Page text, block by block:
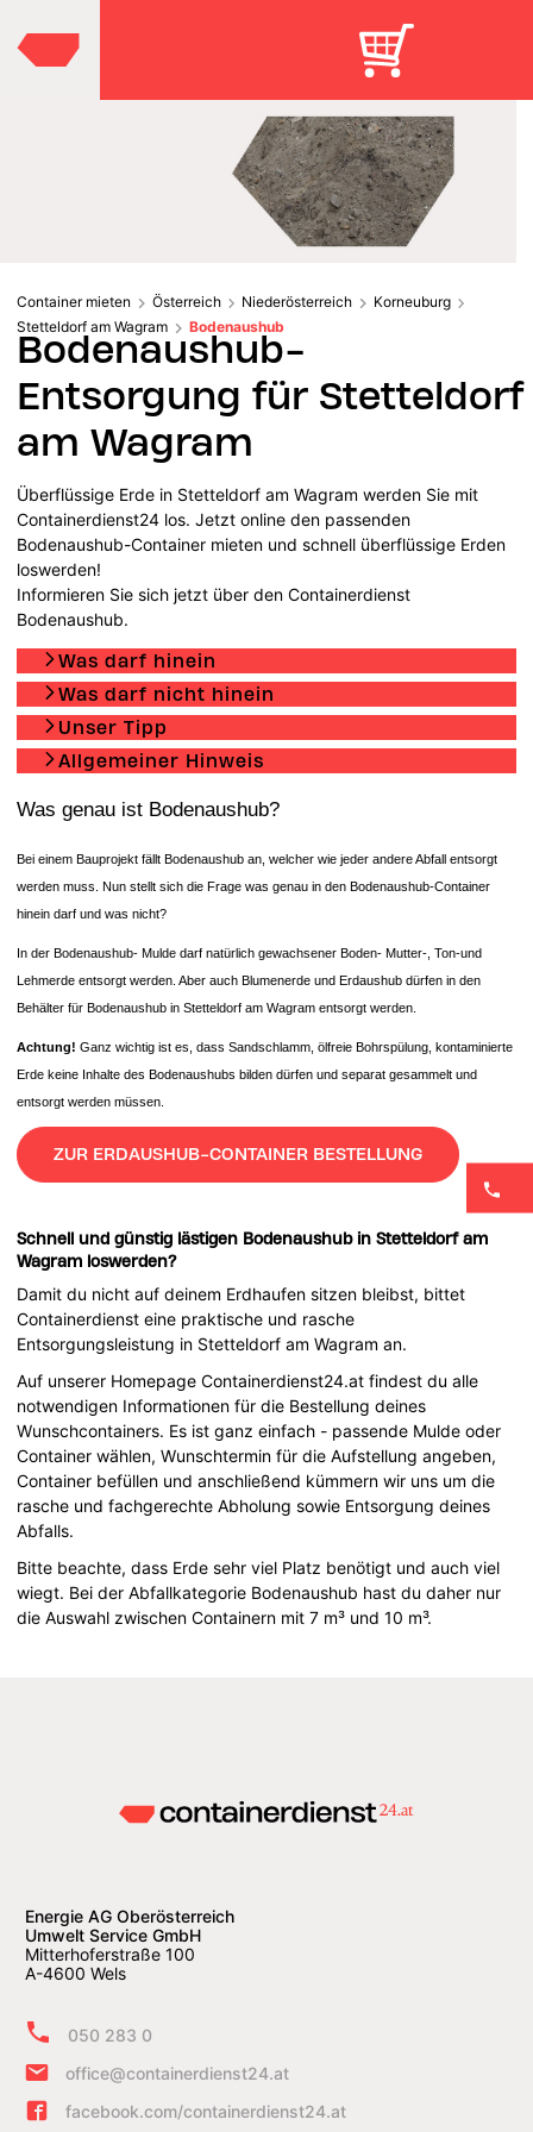
Container mieten Österreich Niederösterreich
Korneuburg
Stetteldorf am Wagram
Bodenaushub
Bodenaushub-
Entsorgung für Stetteldorf
am Wagram
Überflüssige Erde in Stetteldorf am Wagram werden Sie mit
Containerdienst24 los. Jetzt online den passenden
Bodenaushub-Container mieten und schnell überflüssige Erden
loswerden!
Informieren Sie sich jetzt über den Containerdienst
Bodenaushub.
Was darf hinein
Was darf nicht hinein
Unser Tipp
Allgemeiner Hinweis
Was genau ist Bodenaushub?
Bei einem Bauprojekt fällt Bodenaushub an, welcher wie jeder andere Abfall entsorgt
werden muss. Nun stellt sich die Frage was genau in den Bodenaushub-Container
hinein darf und was nicht?
In der Bodenaushub- Mulde darf natürlich gewachsener Boden- Mutter-, Ton-und
Lehmerde entsorgt werden. Aber auch Blumenerde und Erdaushub dürfen in den
Behälter für Bodenaushub in Stetteldorf am Wagram entsorgt werden.
Achtung! Ganz wichtig ist es, dass Sandschlamm, ölfreie Bohrspülung, kontaminierte
Erde keine Inhalte des Bodenaushubs bilden dürfen und separat gesammelt und
entsorgt werden müssen.
ZUR ERDAUSHUB-CONTAINER BESTELLUNG
Schnell und günstig lästigen Bodenaushub in Stetteldorf am
Wagram loswerden?
Damit du nicht auf deinem Erdhaufen sitzen bleibst, bittet
Containerdienst eine praktische und rasche
Entsorgungsleistung in Stetteldorf am Wagram an.
Auf unserer Homepage Containerdienst24.at findest du alle
notwendigen Informationen für die Bestellung deines
Wunschcontainers. Es ist ganz einfach - passende Mulde oder
Container wählen, Wunschtermin für die Aufstellung angeben,
Container befüllen und anschließend kümmern wir uns um die
rasche und fachgerechte Abholung sowie Entsorgung deines
Abfalls.
Bitte beachte, dass Erde sehr viel Platz benötigt und auch viel
wiegt. Bei der Abfallkategorie Bodenaushub hast du daher nur
die Auswahl zwischen Containern mit 7 m³ und 10 m³.
Energie AG Oberösterreich
Umwelt Service GmbH
Mitterhoferstraße 100
A-4600 Wels
050 283 0
office@containerdienst24.at
facebook.com/containerdienst24.at